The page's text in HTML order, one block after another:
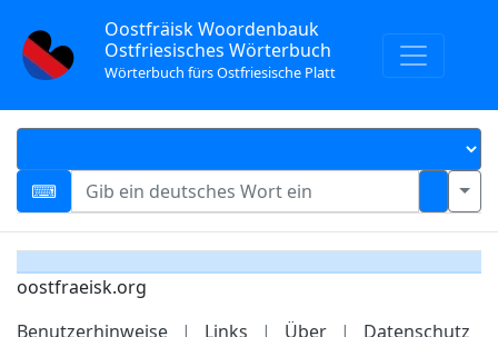
Oostfräisk Woordenbauk
Ostfriesisches Wörterbuch
Wörterbuch fürs Ostfriesische Platt
oostfraeisk.org
Benutzerhinweise
| Links | Über | Datenschutz